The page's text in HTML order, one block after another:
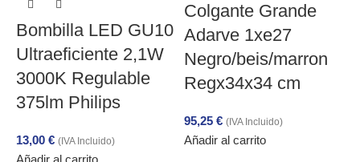
Bombilla LED GU10
Ultraeficiente 2,1W
3000K Regulable
375lm Philips
13,00 € (IVA Incluido)
Colgante Grande
Adarve 1xe27
Negro/beis/marron
Regx34x34 cm
95,25 € (IVA Incluido)
Añadir al carrito